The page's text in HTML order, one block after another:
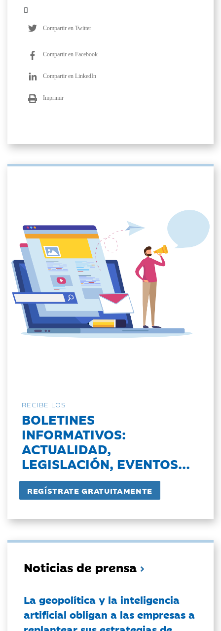
Compartir en Twitter
Compartir en Facebook
Compartir en LinkedIn
Imprimir
RECIBE LOS
BOLETINES
INFORMATIVOS:
ACTUALIDAD,
LEGISLACIÓN, EVENTOS...
Noticias de prensa
La geopolítica y la inteligencia
artificial obligan a las empresas a